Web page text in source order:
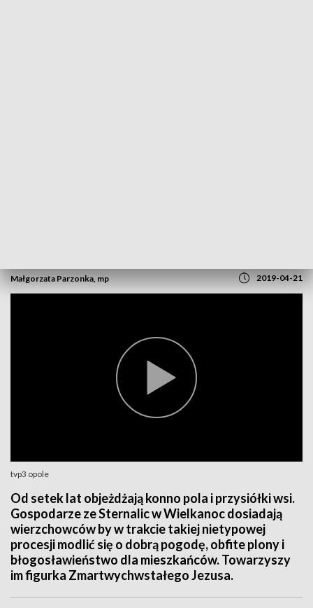
Małgorzata Parzonka, mp 2019-04-21
tvp3 opole
Od setek lat objeżdżają konno pola i przysiółki wsi.
Gospodarze ze Sternalic w Wielkanoc dosiadają
wierzchowców by w trakcie takiej nietypowej
procesji modlić się o dobrą pogodę, obfite plony i
błogosławieństwo dla mieszkańców. Towarzyszy
im figurka Zmartwychwstałego Jezusa.